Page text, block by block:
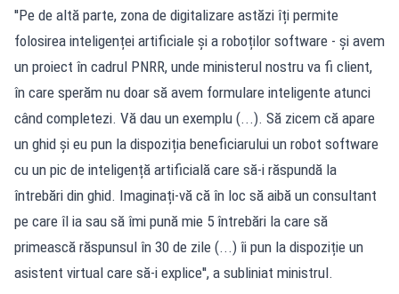
''Pe de altă parte, zona de digitalizare astăzi îți permite
folosirea inteligenței artificiale și a roboților software - și avem
un proiect în cadrul PNRR, unde ministerul nostru va fi client,
în care sperăm nu doar să avem formulare inteligente atunci
când completezi. Vă dau un exemplu (...). Să zicem că apare
un ghid și eu pun la dispoziția beneficiarului un robot software
cu un pic de inteligență artificială care să-i răspundă la
întrebări din ghid. Imaginați-vă că în loc să aibă un consultant
pe care îl ia sau să îmi pună mie 5 întrebări la care să
primească răspunsul în 30 de zile (...) îi pun la dispoziție un
asistent virtual care să-i explice'', a subliniat ministrul.